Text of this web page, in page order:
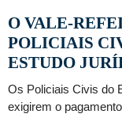
O VALE-
POLICIAIS
ESTUDO
Os Policiais Civis do
exigirem o